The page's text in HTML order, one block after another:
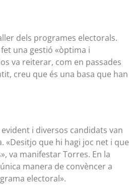
dels programes electorals.
una gestió «òptima i
va reiterar, com en passades
creu que és una basa que han
i diversos candidats van
«Desitjo que hi hagi joc net i que
va manifestar Torres. En la
manera de convèncer a
electoral».